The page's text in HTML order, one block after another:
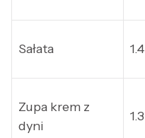
Sałata 1.4
Zupa krem z
dyni
1.3